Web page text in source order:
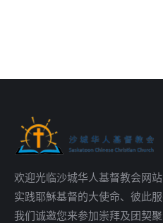
欢迎光临沙城华人基督教会网
实践耶穌基督的大使命、彼此
我们诚邀您来参加崇拜及团契